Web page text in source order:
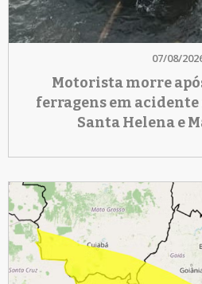
07/08/
Motorista morre
ferragens em acidente
Santa Helena e